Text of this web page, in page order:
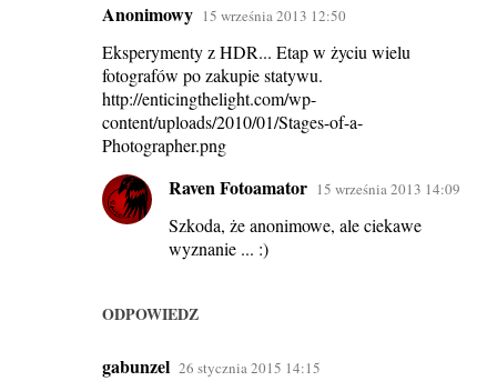
Anonimowy 15 września 2013 12:50
Eksperymenty z HDR... Etap w życiu wielu
fotografów po zakupie statywu.
http://enticingthelight.com/wp-
content/uploads/2010/01/Stages-of-a-
Photographer.png
ODPOWIEDZ
Raven Fotoamator 15 września 2013 14:09
Szkoda, że anonimowe, ale ciekawe
wyznanie ... :)
gabunzel 26 stycznia 2015 14:15